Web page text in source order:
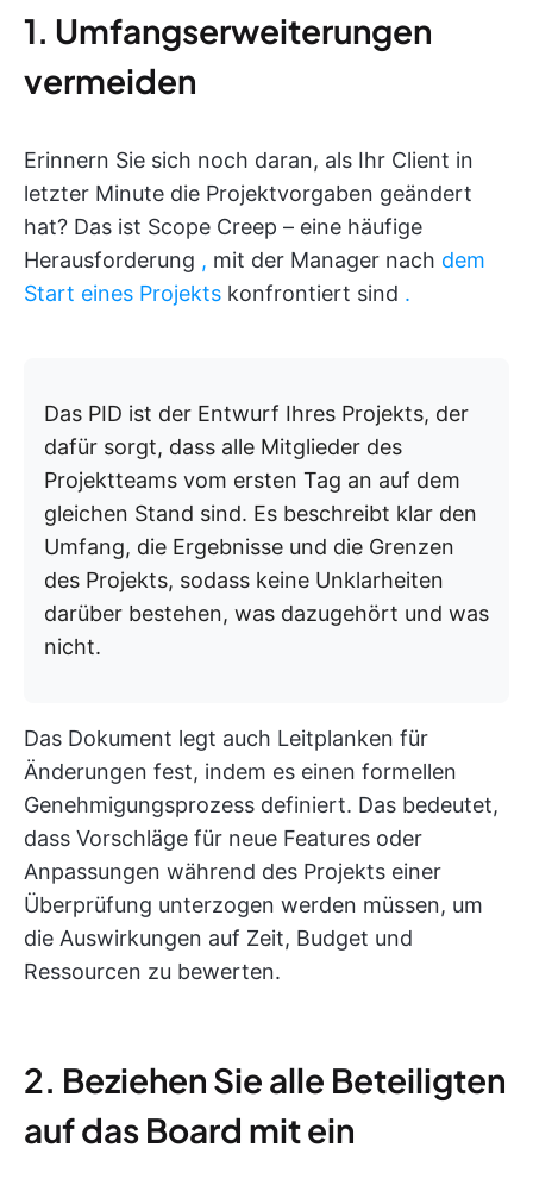
1. Umfangserweiterungen
vermeiden
Erinnern Sie sich noch daran, als Ihr Client in
letzter Minute die Projektvorgaben geändert
hat? Das ist Scope Creep – eine häufige
Herausforderung , mit der Manager nach dem
Start eines Projekts konfrontiert sind .
Das PID ist der Entwurf Ihres Projekts, der
dafür sorgt, dass alle Mitglieder des
Projektteams vom ersten Tag an auf dem
gleichen Stand sind. Es beschreibt klar den
Umfang, die Ergebnisse und die Grenzen
des Projekts, sodass keine Unklarheiten
darüber bestehen, was dazugehört und was
nicht.
Das Dokument legt auch Leitplanken für
Änderungen fest, indem es einen formellen
Genehmigungsprozess definiert. Das bedeutet,
dass Vorschläge für neue Features oder
Anpassungen während des Projekts einer
Überprüfung unterzogen werden müssen, um
die Auswirkungen auf Zeit, Budget und
Ressourcen zu bewerten.
2. Beziehen Sie alle Beteiligten
auf das Board mit ein